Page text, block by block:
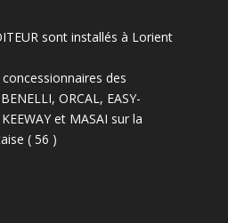
sont installés à Lorient
des
ORCAL, EASY-
et MASAI sur la
( 56 )